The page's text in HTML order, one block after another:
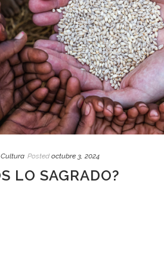
Posted octubre 3, 2024
LO SAGRADO?